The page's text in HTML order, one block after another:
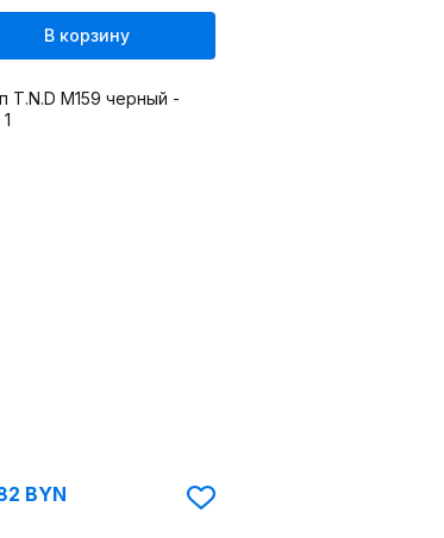
В корзину
BYN